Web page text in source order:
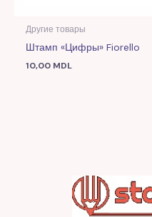
Другие товары
Штамп «Цифры» Fiorello
10,00 MDL